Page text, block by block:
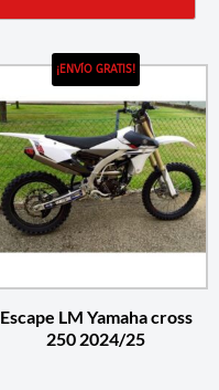
¡ENVÍO GRATIS!
Escape LM Yamaha cross
250 2024/25